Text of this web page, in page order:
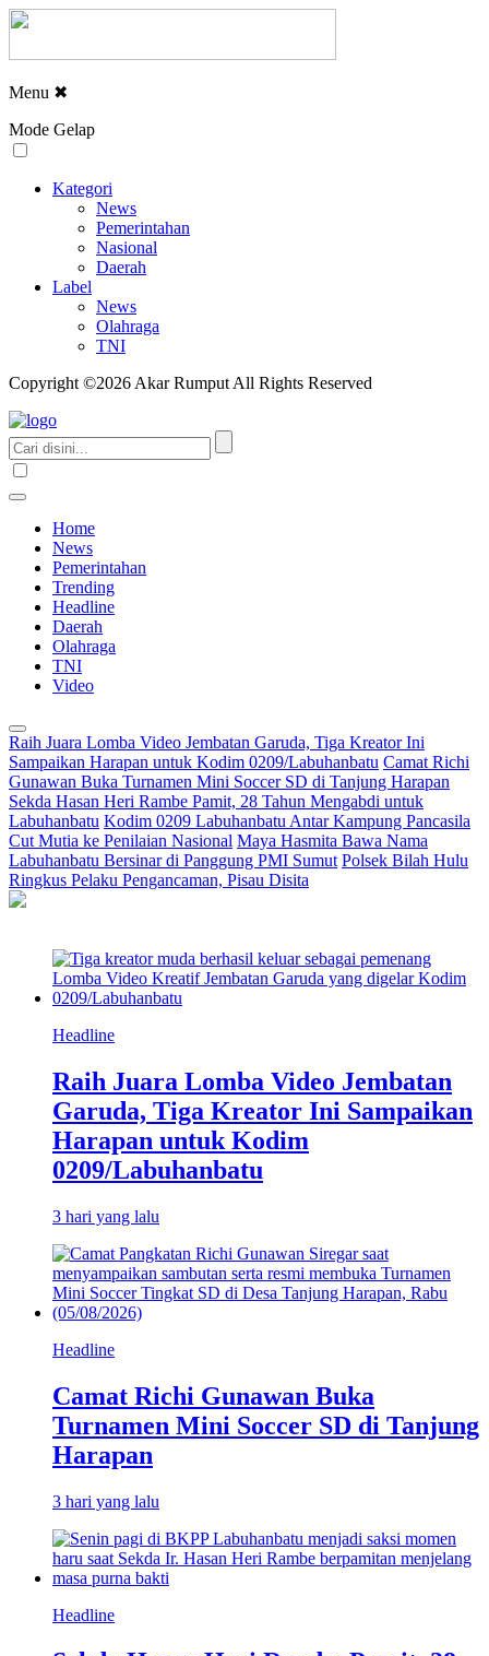
Menu ✖
Mode Gelap
Kategori
News
Pemerintahan
Nasional
Daerah
Label
News
Olahraga
TNI
Copyright ©2026 Akar Rumput All Rights Reserved
Home
News
Pemerintahan
Trending
Headline
Daerah
Olahraga
TNI
Video
Raih Juara Lomba Video Jembatan Garuda, Tiga Kreator Ini
Sampaikan Harapan untuk Kodim 0209/Labuhanbatu Camat Richi
Gunawan Buka Turnamen Mini Soccer SD di Tanjung Harapan
Sekda Hasan Heri Rambe Pamit, 28 Tahun Mengabdi untuk
Labuhanbatu Kodim 0209 Labuhanbatu Antar Kampung Pancasila
Cut Mutia ke Penilaian Nasional Maya Hasmita Bawa Nama
Labuhanbatu Bersinar di Panggung PMI Sumut Polsek Bilah Hulu
Ringkus Pelaku Pengancaman, Pisau Disita
Headline
Raih Juara Lomba Video Jembatan
Garuda, Tiga Kreator Ini Sampaikan
Harapan untuk Kodim
0209/Labuhanbatu
3 hari yang lalu
Headline
Camat Richi Gunawan Buka
Turnamen Mini Soccer SD di Tanjung
Harapan
3 hari yang lalu
Headline